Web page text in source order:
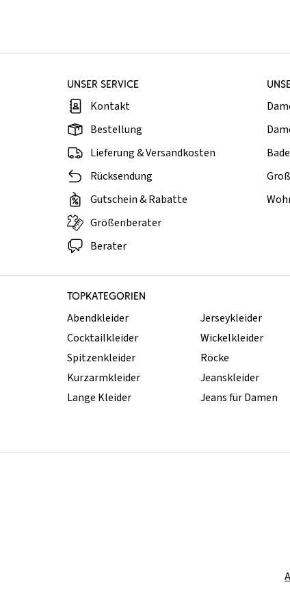
UNSER SERVICE
Kontakt
Bestellung
Lieferung & Versandkosten
Rücksendung
Gutschein & Rabatte
Größenberater
Berater
TOPKATEGORIEN
Abendkleider
Cocktailkleider
Spitzenkleider
Kurzarmkleider
Lange Kleider
Jerseykleider
Wickelkleider
Röcke
Jeanskleider
Jeans für Damen